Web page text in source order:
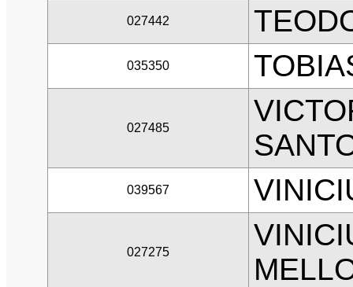
027442
035350
027485
039567
027275